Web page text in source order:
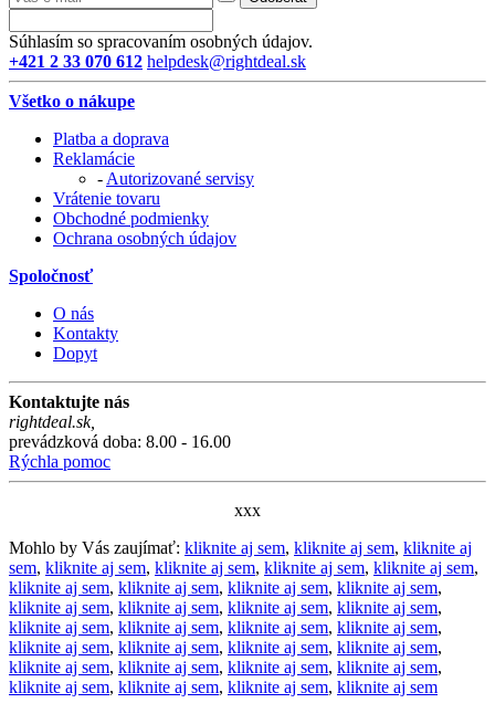
Súhlasím so spracovaním osobných údajov.
+421 2 33 070 612 helpdesk@rightdeal.sk
Všetko o nákupe
Platba a doprava
Reklamácie
- Autorizované servisy
Vrátenie tovaru
Obchodné podmienky
Ochrana osobných údajov
Spoločnosť
O nás
Kontakty
Dopyt
Kontaktujte nás
rightdeal.sk,
prevádzková doba: 8.00 - 16.00
Rýchla pomoc
xxx
Mohlo by Vás zaujímať: kliknite aj sem, kliknite aj sem, kliknite aj
sem, kliknite aj sem, kliknite aj sem, kliknite aj sem, kliknite aj sem,
kliknite aj sem, kliknite aj sem, kliknite aj sem, kliknite aj sem,
kliknite aj sem, kliknite aj sem, kliknite aj sem, kliknite aj sem,
kliknite aj sem, kliknite aj sem, kliknite aj sem, kliknite aj sem,
kliknite aj sem, kliknite aj sem, kliknite aj sem, kliknite aj sem,
kliknite aj sem, kliknite aj sem, kliknite aj sem, kliknite aj sem,
kliknite aj sem, kliknite aj sem, kliknite aj sem, kliknite aj sem